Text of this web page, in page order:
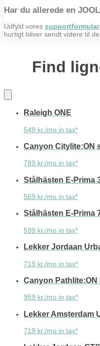
Har du allerede en
Udfyld vores supportformular
hurtigt bliver sendt videre til
Find
Raleigh ONE
549 kr./mo in tax*
Canyon Citylite:ON
789 kr./mo in tax*
Stålhästen E-Prima
569 kr./mo in tax*
Stålhästen E-Prima
599 kr./mo in tax*
Lekker Jordaan
719 kr./mo in tax*
Canyon
959 kr./mo in tax*
Lekker Amsterdam
719 kr./mo in tax*